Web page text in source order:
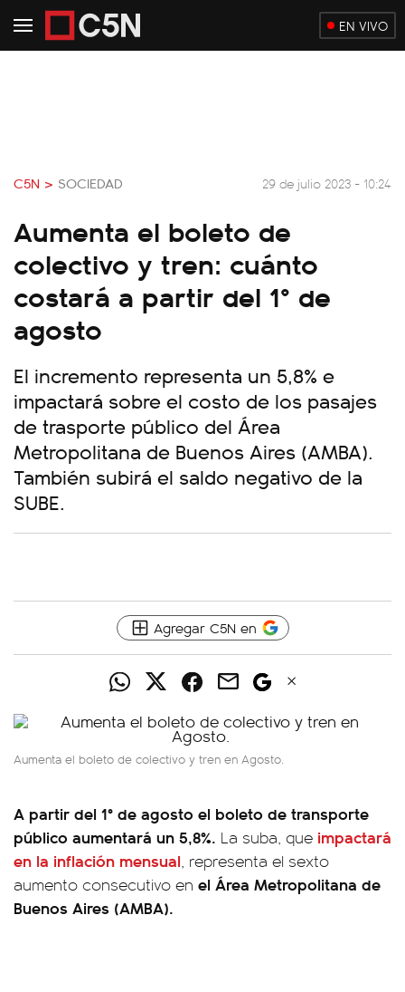
EN VIVO
C5N > SOCIEDAD 29 de julio 2023 - 10:24
Aumenta el boleto de
colectivo y tren: cuánto
costará a partir del 1° de
agosto
El incremento representa un 5,8% e
impactará sobre el costo de los pasajes
de trasporte público del Área
Metropolitana de Buenos Aires (AMBA).
También subirá el saldo negativo de la
SUBE.
Agregar C5N en
Aumenta el boleto de colectivo y tren en Agosto.
A partir del 1° de agosto el boleto de transporte
público aumentará un 5,8%. La suba, que impactará
en la inflación mensual, representa el sexto
aumento consecutivo en el Área Metropolitana de
Buenos Aires (AMBA).